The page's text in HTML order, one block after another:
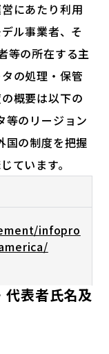
にあたり利用
ル事業者、そ
等の所在する主
の処理・保管
概要は以下の
等のリージョン
国の制度を把握
ています。
infopro
表者氏名及